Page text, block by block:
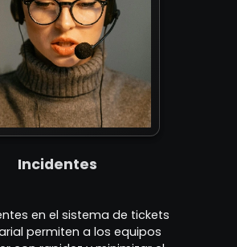
Incidentes
en el sistema de tickets
permiten a los equipos